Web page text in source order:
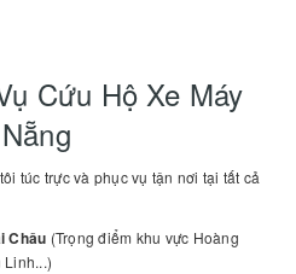
Cứu Hộ Xe Máy
túc trực và phục vụ tận nơi tại tất cả
Châu (Trọng điểm khu vực Hoàng